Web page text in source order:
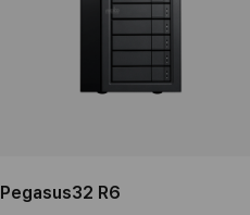
Pegasus32 R6